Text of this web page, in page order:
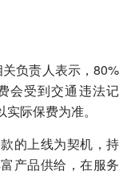
负责人表示，80%
会受到交通违法记
际保费为准。
的上线为契机，持
产品供给，在服务